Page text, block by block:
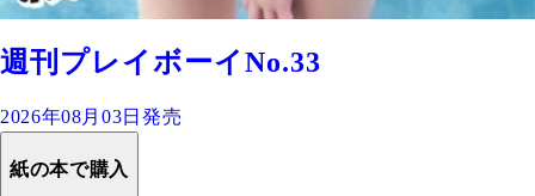
週刊プレイボーイNo.33
2026年08月03日発売
紙の本で購入